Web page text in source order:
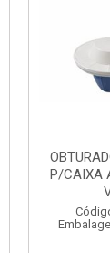
P/CAIXA